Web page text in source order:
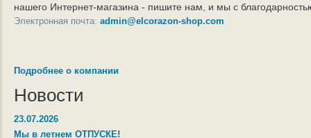
нашего Интернет-магазина - пишите нам, и мы с
Электронная почта: admin@elcorazon-shop.com
Подробнее о компании
Новости
23.07.2026
Мы в летнем ОТПУСКЕ!